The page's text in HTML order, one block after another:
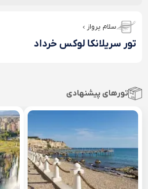
سلام پرواز
تور سریلانکا لوکس خرداد
تورهای پیشنهادی